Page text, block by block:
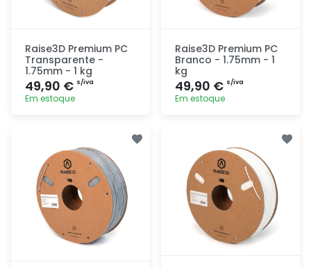
Raise3D Premium PC
Transparente -
1.75mm - 1 kg
49,90 € s/iva
Em estoque
Raise3D Premium PC
Branco - 1.75mm - 1
kg
49,90 € s/iva
Em estoque